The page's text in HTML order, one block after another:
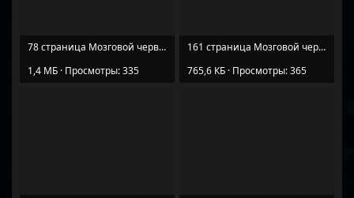
78 страница Мозговой червь любителя загадок (2).jpg
1,4 МБ · Просмотры: 335
161 страница Мозговой червь любителя загадок.jpg
765,6 КБ · Просмотры: 365